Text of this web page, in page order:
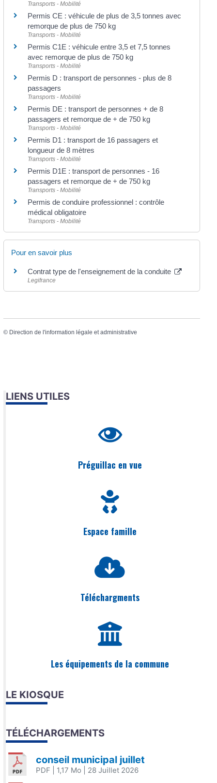
Transports - Mobilité
Permis CE : véhicule de plus de 3,5 tonnes avec
remorque de plus de 750 kg
Transports - Mobilité
Permis C1E : véhicule entre 3,5 et 7,5 tonnes
avec remorque de plus de 750 kg
Transports - Mobilité
Permis D : transport de personnes - plus de 8
passagers
Transports - Mobilité
Permis DE : transport de personnes + de 8
passagers et remorque de + de 750 kg
Transports - Mobilité
Permis D1 : transport de 16 passagers et
longueur de 8 mètres
Transports - Mobilité
Permis D1E : transport de personnes - 16
passagers et remorque de + de 750 kg
Transports - Mobilité
Permis de conduire professionnel : contrôle
médical obligatoire
Transports - Mobilité
Pour en savoir plus
Contrat type de l'enseignement de la conduite
Legifrance
© Direction de l'information légale et administrative
LIENS UTILES
Préguillac en vue
Espace famille
Téléchargments
Les équipements de la commune
LE KIOSQUE
TÉLÉCHARGEMENTS
conseil municipal juillet
PDF | 1,17 Mo | 28 Juillet 2026